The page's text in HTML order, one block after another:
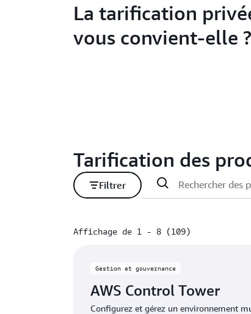
La tarification
vous convient-elle ?
Tarification des
Filtrer
Affichage de 1 - 8 (109)
Gestion et gouvernance
AWS Control Tower
Configurez et gérez un environnement